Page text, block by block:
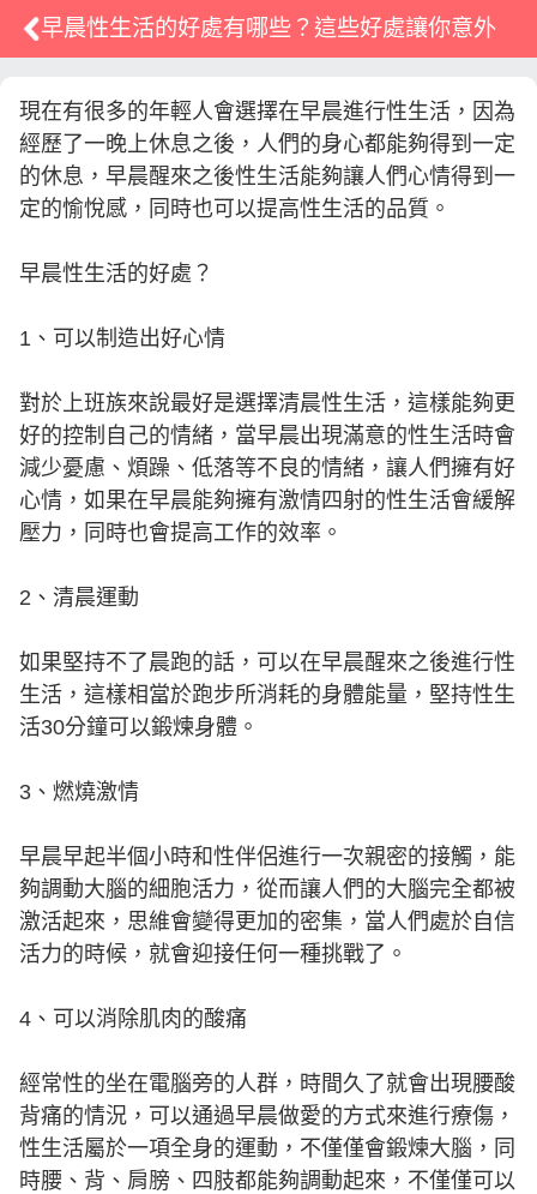
早晨性生活的好處有哪些？這些好處讓你意外
現在有很多的年輕人會選擇在早晨進行性生活，因為
經歷了一晚上休息之後，人們的身心都能夠得到一定
的休息，早晨醒來之後性生活能夠讓人們心情得到一
定的愉悅感，同時也可以提高性生活的品質。
早晨性生活的好處？
1、可以制造出好心情
對於上班族來說最好是選擇清晨性生活，這樣能夠更
好的控制自己的情緒，當早晨出現滿意的性生活時會
減少憂慮、煩躁、低落等不良的情緒，讓人們擁有好
心情，如果在早晨能夠擁有激情四射的性生活會緩解
壓力，同時也會提高工作的效率。
2、清晨運動
如果堅持不了晨跑的話，可以在早晨醒來之後進行性
生活，這樣相當於跑步所消耗的身體能量，堅持性生
活30分鐘可以鍛煉身體。
3、燃燒激情
早晨早起半個小時和性伴侶進行一次親密的接觸，能
夠調動大腦的細胞活力，從而讓人們的大腦完全都被
激活起來，思維會變得更加的密集，當人們處於自信
活力的時候，就會迎接任何一種挑戰了。
4、可以消除肌肉的酸痛
經常性的坐在電腦旁的人群，時間久了就會出現腰酸
背痛的情況，可以通過早晨做愛的方式來進行療傷，
性生活屬於一項全身的運動，不僅僅會鍛煉大腦，同
時腰、背、肩膀、四肢都能夠調動起來，不僅僅可以